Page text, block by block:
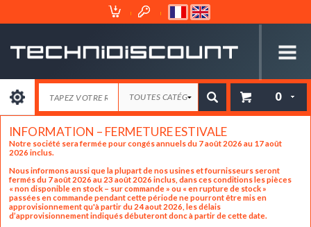
Mon
Espace
0
INFORMATION – FERMETURE ESTIVALE
Notre société sera fermée pour congés annuels du 7 août 2026 au 17 août
2026 inclus.
Nous informons aussi que la plupart de nos usines et fournisseurs seront
fermés du 7 août 2026 au 23 août 2026 inclus, dans ces conditions les pièces
« non disponible en stock – sur commande » ou « en rupture de stock »
passées en commande pendant cette période ne pourront être mis en
approvisionnement qu'à partir du 24 aout 2026, les délais
d’approvisionnement indiqués débuteront donc à partir de cette date.